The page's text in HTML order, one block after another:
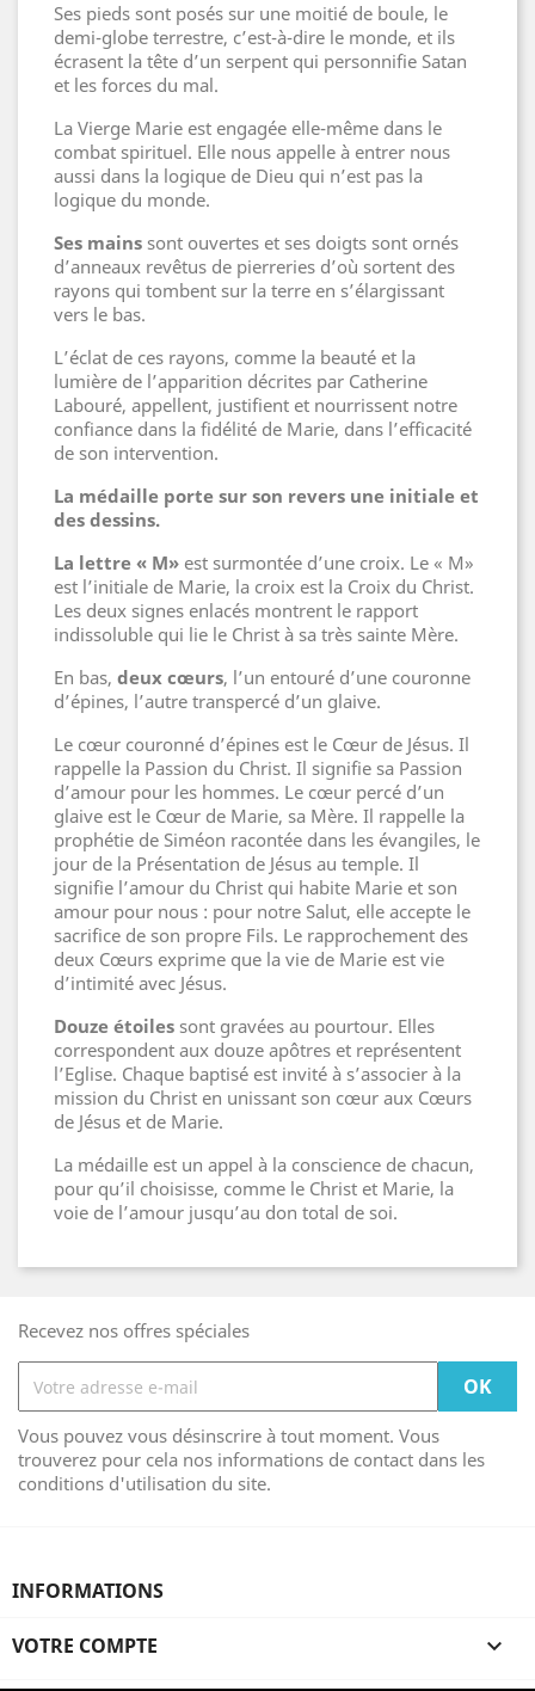
Ses pieds sont posés sur une moitié de boule, le
demi-globe terrestre, c’est-à-dire le monde, et ils
écrasent la tête d’un serpent qui personnifie Satan
et les forces du mal.
La Vierge Marie est engagée elle-même dans le
combat spirituel. Elle nous appelle à entrer nous
aussi dans la logique de Dieu qui n’est pas la
logique du monde.
Ses mains sont ouvertes et ses doigts sont ornés
d’anneaux revêtus de pierreries d’où sortent des
rayons qui tombent sur la terre en s’élargissant
vers le bas.
L’éclat de ces rayons, comme la beauté et la
lumière de l’apparition décrites par Catherine
Labouré, appellent, justifient et nourrissent notre
confiance dans la fidélité de Marie, dans l’efficacité
de son intervention.
La médaille porte sur son revers une initiale et
des dessins.
La lettre « M» est surmontée d’une croix. Le « M»
est l’initiale de Marie, la croix est la Croix du Christ.
Les deux signes enlacés montrent le rapport
indissoluble qui lie le Christ à sa très sainte Mère.
En bas, deux cœurs, l’un entouré d’une couronne
d’épines, l’autre transpercé d’un glaive.
Le cœur couronné d’épines est le Cœur de Jésus. Il
rappelle la Passion du Christ. Il signifie sa Passion
d’amour pour les hommes. Le cœur percé d’un
glaive est le Cœur de Marie, sa Mère. Il rappelle la
prophétie de Siméon racontée dans les évangiles, le
jour de la Présentation de Jésus au temple. Il
signifie l’amour du Christ qui habite Marie et son
amour pour nous : pour notre Salut, elle accepte le
sacrifice de son propre Fils. Le rapprochement des
deux Cœurs exprime que la vie de Marie est vie
d’intimité avec Jésus.
Douze étoiles sont gravées au pourtour. Elles
correspondent aux douze apôtres et représentent
l’Eglise. Chaque baptisé est invité à s’associer à la
mission du Christ en unissant son cœur aux Cœurs
de Jésus et de Marie.
La médaille est un appel à la conscience de chacun,
pour qu’il choisisse, comme le Christ et Marie, la
voie de l’amour jusqu’au don total de soi.
Recevez nos offres spéciales
Vous pouvez vous désinscrire à tout moment. Vous
trouverez pour cela nos informations de contact dans les
conditions d'utilisation du site.
INFORMATIONS
VOTRE COMPTE 